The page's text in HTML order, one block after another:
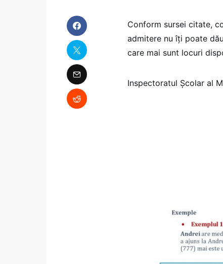
Conform sursei citate,
admitere nu îţi poate
care mai sunt locuri
Inspectoratul Școlar al